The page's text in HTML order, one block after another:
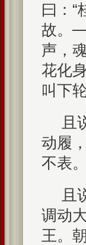
曰：“
故。
声，
花化
叫下
且
动履
不表。
且
调动
王。